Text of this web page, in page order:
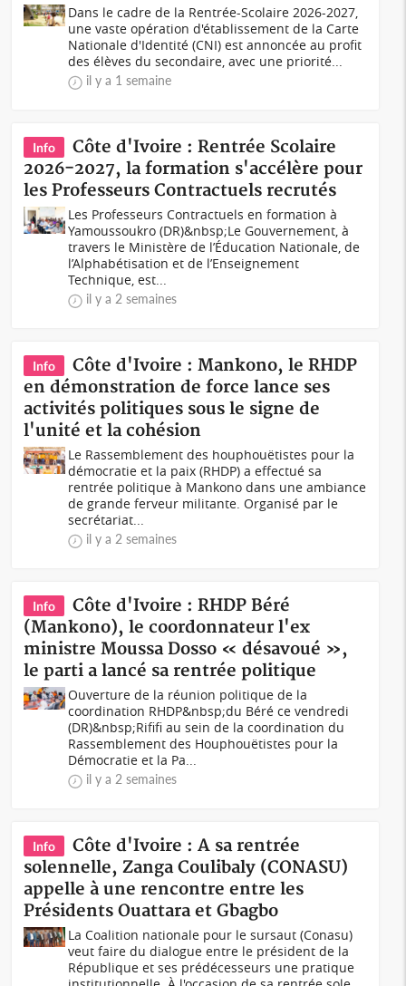
Dans le cadre de la Rentrée-Scolaire 2026-2027,
une vaste opération d'établissement de la Carte
Nationale d'Identité (CNI) est annoncée au profit
des élèves du secondaire, avec une priorité...
il y a 1 semaine
Info
Côte d'Ivoire : Rentrée Scolaire
2026-2027, la formation s'accélère pour
les Professeurs Contractuels recrutés
Les Professeurs Contractuels en formation à
Yamoussoukro (DR)&nbsp;Le Gouvernement, à
travers le Ministère de l’Éducation Nationale, de
l’Alphabétisation et de l’Enseignement
Technique, est...
il y a 2 semaines
Info
Côte d'Ivoire : Mankono, le RHDP
en démonstration de force lance ses
activités politiques sous le signe de
l'unité et la cohésion
Le Rassemblement des houphouëtistes pour la
démocratie et la paix (RHDP) a effectué sa
rentrée politique à Mankono dans une ambiance
de grande ferveur militante. Organisé par le
secrétariat...
il y a 2 semaines
Info
Côte d'Ivoire : RHDP Béré
(Mankono), le coordonnateur l'ex
ministre Moussa Dosso « désavoué »,
le parti a lancé sa rentrée politique
Ouverture de la réunion politique de la
coordination RHDP&nbsp;du Béré ce vendredi
(DR)&nbsp;Rififi au sein de la coordination du
Rassemblement des Houphouëtistes pour la
Démocratie et la Pa...
il y a 2 semaines
Info
Côte d'Ivoire : A sa rentrée
solennelle, Zanga Coulibaly (CONASU)
appelle à une rencontre entre les
Présidents Ouattara et Gbagbo
La Coalition nationale pour le sursaut (Conasu)
veut faire du dialogue entre le président de la
République et ses prédécesseurs une pratique